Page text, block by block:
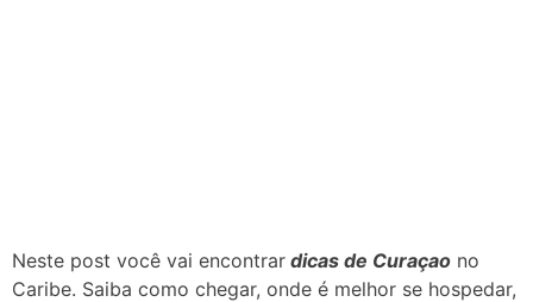
Neste post você vai encontrar dicas de Curaçao no
Caribe. Saiba como chegar, onde é melhor se hospedar,